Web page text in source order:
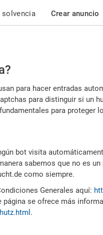
solvencia Crear anuncio
para hacer entradas
para distinguir si un
para proteger
bot visita
sabemos que no es
como siempre.
Generales aquí:
página se ofrece más
.